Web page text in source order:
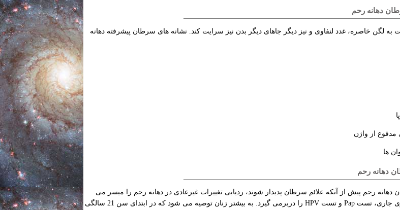
دهانه رحم
لگن خاصره، غدد لنفاوی و نیز دیگر جاهای دیگر بدن نیز سرایت کند. نشانه های سرطان پیشرفته دهانه
مدفوع از واژن
ها
دهانه رحم
رحم پیش از آنکه علائم سرطان پدیدار شوند، ردیابی تغییرات غیرعادی در دهانه رحم را میسر می
سازد. روش های غربال گیری جاری، تست Pap و تست HPV را دربرمی گیرد. به بیشتر زنان توصیه می شود که در ابتدای سن 21 سالگی